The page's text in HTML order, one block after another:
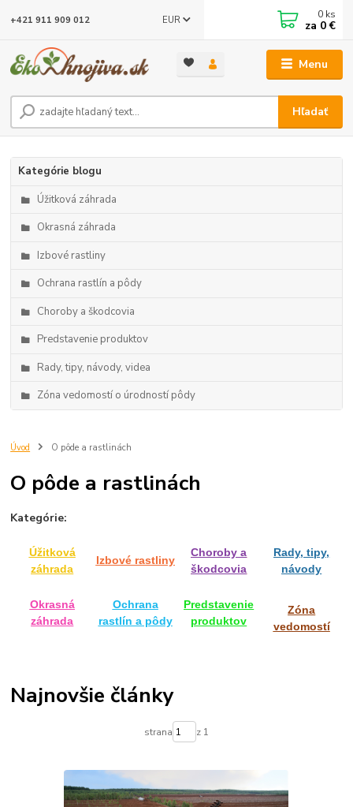
Menu
EUR
Hľadať
+421 911 909 012 0 ks
za 0 €
Kategórie blogu
Úžitková záhrada
Okrasná záhrada
Izbové rastliny
Ochrana rastlín a pôdy
Choroby a škodcovia
Predstavenie produktov
Rady, tipy, návody, videa
Zóna vedomostí o úrodností pôdy
Úvod O pôde a rastlinách
O pôde a rastlinách
Kategórie:
Úžitková
záhrada
Izbové rastliny
Choroby a
škodcovia
Rady, tipy,
návody
Okrasná
záhrada
Ochrana
rastlín a pôdy
Predstavenie
produktov
Zóna
vedomostí
Najnovšie články
strana z 1